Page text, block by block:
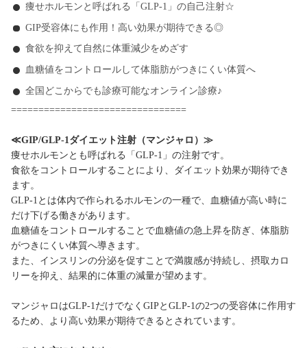
痩せホルモンと呼ばれる「GLP-1」の自己注射☆
GIP受容体にも作用！高い効果が期待できる◎
食欲を抑えて自然に体重減少をめざす
血糖値をコントロールして体脂肪がつきにくい体質へ
全国どこからでも診療可能なオンライン診療♪
================================
≪GIP/GLP-1ダイエット注射（マンジャロ）≫
痩せホルモンとも呼ばれる「GLP-1」の注射です。
食欲をコントロールすることにより、ダイエット効果が期待でき
ます。
GLP-1とは体内で作られるホルモンの一種で、血糖値が高い時に
だけ下げる働きがあります。
血糖値をコントロールすることで血糖値の急上昇を防ぎ、体脂肪
がつきにくい体質へ導きます。
また、インスリンの分泌を促すことで満腹感が持続し、摂取カロ
リーを抑え、結果的に体重の減量が望めます。
マンジャロはGLP-1だけでなくGIPとGLP-1の2つの受容体に作用す
るため、より高い効果が期待できるとされています。